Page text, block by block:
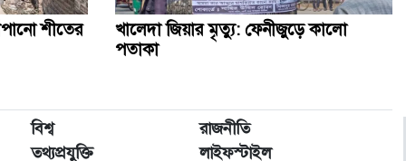
শীতের
খালেদা জিয়ার মৃত্যু: ফেনীজুড়ে কালো
পতাকা
বিশ্ব
রাজনীতি
তথ্যপ্রযুক্তি
লাইফস্টাইল